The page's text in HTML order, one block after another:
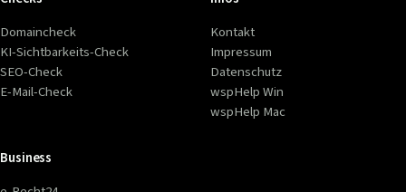
Domaincheck
KI-Sichtbarkeits-Check
SEO-Check
E-Mail-Check
Kontakt
Impressum
Datenschutz
wspHelp Win
wspHelp Mac
Business